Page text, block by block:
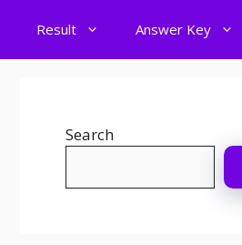
Result Answer Key
Search